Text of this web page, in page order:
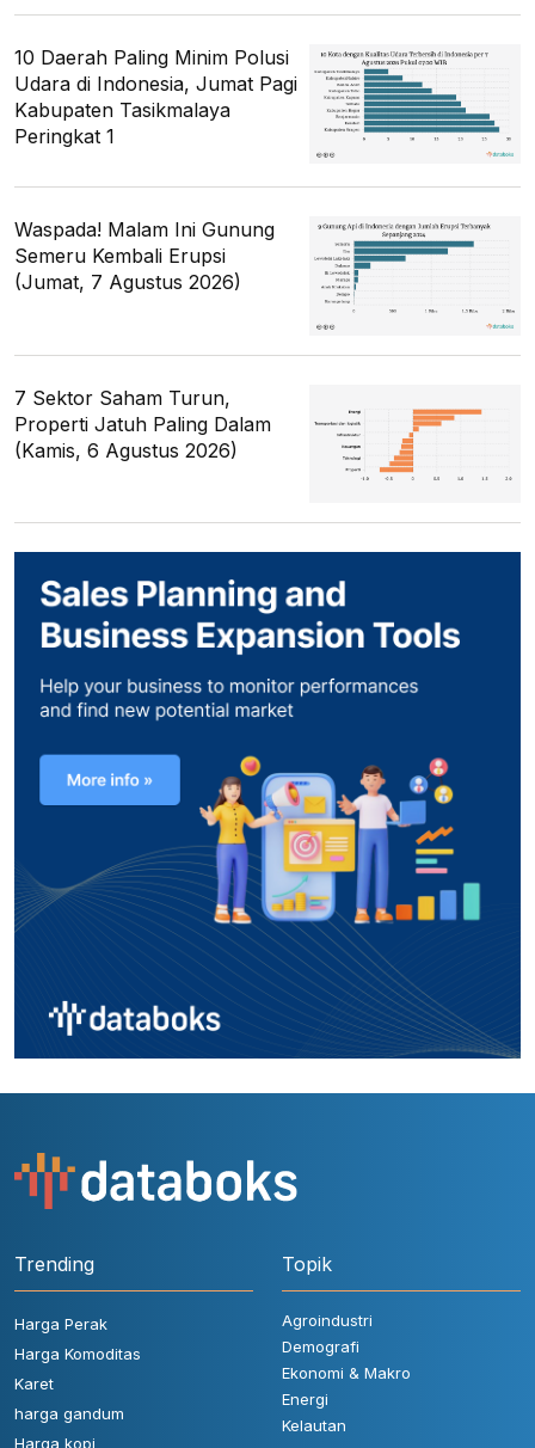
10 Daerah Paling Minim Polusi
Udara di Indonesia, Jumat Pagi
Kabupaten Tasikmalaya
Peringkat 1
Waspada! Malam Ini Gunung
Semeru Kembali Erupsi
(Jumat, 7 Agustus 2026)
7 Sektor Saham Turun,
Properti Jatuh Paling Dalam
(Kamis, 6 Agustus 2026)
Trending
Harga Perak
Harga Komoditas
Karet
harga gandum
Harga kopi
Topik
Agroindustri
Demografi
Ekonomi & Makro
Energi
Kelautan